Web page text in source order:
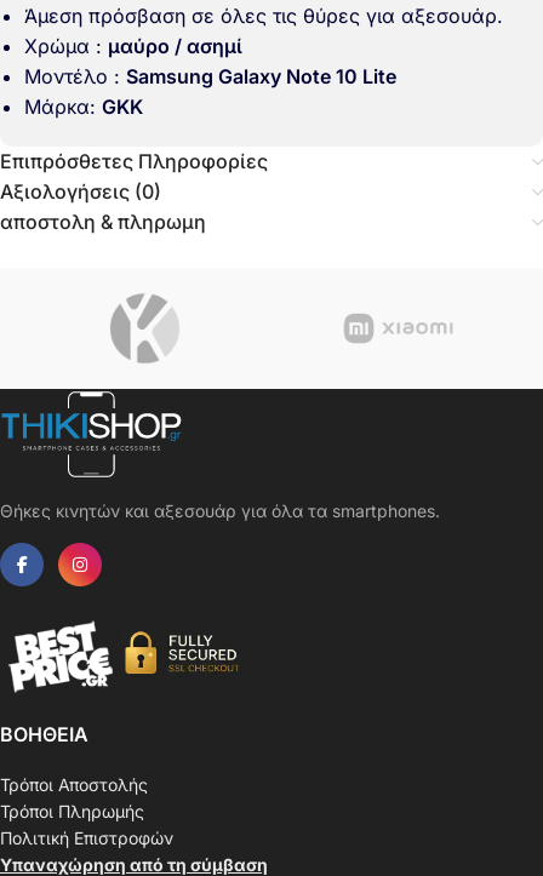
Άμεση πρόσβαση σε όλες τις θύρες για αξεσουάρ.
Χρώμα : μαύρο / ασημί
Μοντέλο : Samsung Galaxy Note 10 Lite
Μάρκα: GKK
Επιπρόσθετες Πληροφορίες
Αξιολογήσεις (0)
αποστολη & πληρωμη
Θήκες κινητών και αξεσουάρ για όλα τα smartphones.
ΒΟΗΘΕΙΑ
Τρόποι Αποστολής
Τρόποι Πληρωμής
Πολιτική Επιστροφών
Υπαναχώρηση από τη σύμβαση